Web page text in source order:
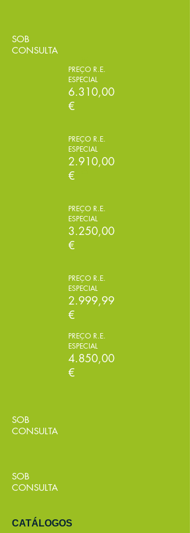
DESDE
DESDE
SOB
CONSULTA
PREÇO R.E.
ESPECIAL
6.310,00
€
DESDE
PREÇO R.E.
ESPECIAL
2.910,00
€
DESDE
PREÇO R.E.
ESPECIAL
3.250,00
€
DESDE
PREÇO R.E.
ESPECIAL
2.999,99
€
PREÇO R.E.
ESPECIAL
4.850,00
€
SOB
CONSULTA
SOB
CONSULTA
CATÁLOGOS